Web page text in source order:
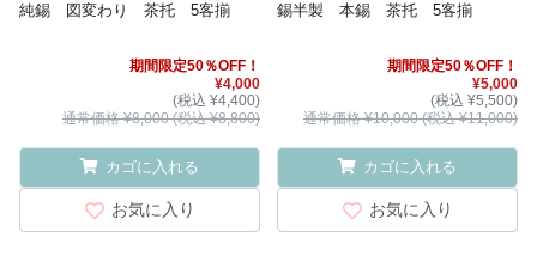
純錫 図変わり 茶托 5客揃
期間限定50％OFF！
¥4,000
(税込 ¥4,400)
通常価格 ¥8,000 (税込 ¥8,800)
カゴに入れる
お気に入り
錫半製 本錫 茶托 5客揃
期間限定50％OFF！
¥5,000
(税込 ¥5,500)
通常価格 ¥10,000 (税込 ¥11,000)
カゴに入れる
お気に入り